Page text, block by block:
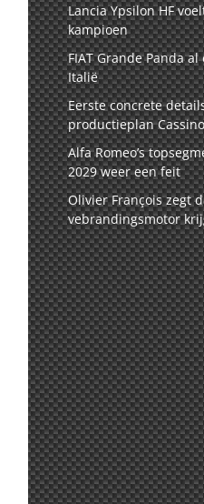
Lancia Ypsilon HF
kampioen
FIAT Grande Panda
Italië
Eerste concrete
productieplan Cassino
Alfa Romeo’s
2029 weer een feit
Olivier François zegt
vebrandingsmotor